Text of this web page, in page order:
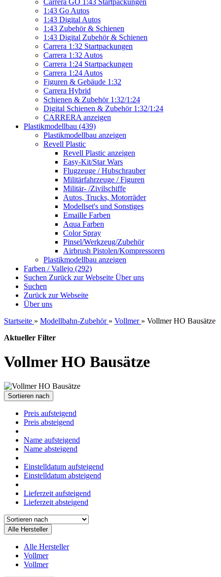
Carrera GO 1:43 Startpackungen
1:43 Go Autos
1:43 Digital Autos
1:43 Zubehör & Schienen
1:43 Digital Zubehör & Schienen
Carrera 1:32 Startpackungen
Carrera 1:32 Autos
Carrera 1:24 Startpackungen
Carrera 1:24 Autos
Figuren & Gebäude 1:32
Carrera Hybrid
Schienen & Zubehör 1:32/1:24
Digital Schienen & Zubehör 1:32/1:24
CARRERA anzeigen
Plastikmodellbau (439)
Plastikmodellbau anzeigen
Revell Plastic
Revell Plastic anzeigen
Easy-Kit/Star Wars
Flugzeuge / Hubschrauber
Militärfahrzeuge / Figuren
Militär- /Zivilschiffe
Autos, Trucks, Motorräder
Modellset's und Sonstiges
Emaille Farben
Aqua Farben
Color Spray
Pinsel/Werkzeug/Zubehör
Airbrush Pistolen/Kompressoren
Plastikmodellbau anzeigen
Farben / Vallejo (292)
Suchen Zurück zur Webseite Über uns
Suchen
Zurück zur Webseite
Über uns
Startseite » Modellbahn-Zubehör » Vollmer » Vollmer HO Bausätze
Aktueller Filter
Vollmer HO Bausätze
Sortieren nach
Preis aufsteigend
Preis absteigend
Name aufsteigend
Name absteigend
Einstelldatum aufsteigend
Einstelldatum absteigend
Lieferzeit aufsteigend
Lieferzeit absteigend
Alle Hersteller
Alle Hersteller
Vollmer
Vollmer